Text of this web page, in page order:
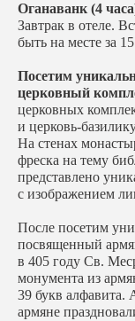
Оганаванк (4
Завтрак в отеле.
быть на месте за
Посетим
церковный
церковных
и церковь-
На стенах
фреска на тему
представлено
с изображением
После посетим
посвященный
в 405 году Св.
монумента из
39 букв алфавита.
армяне